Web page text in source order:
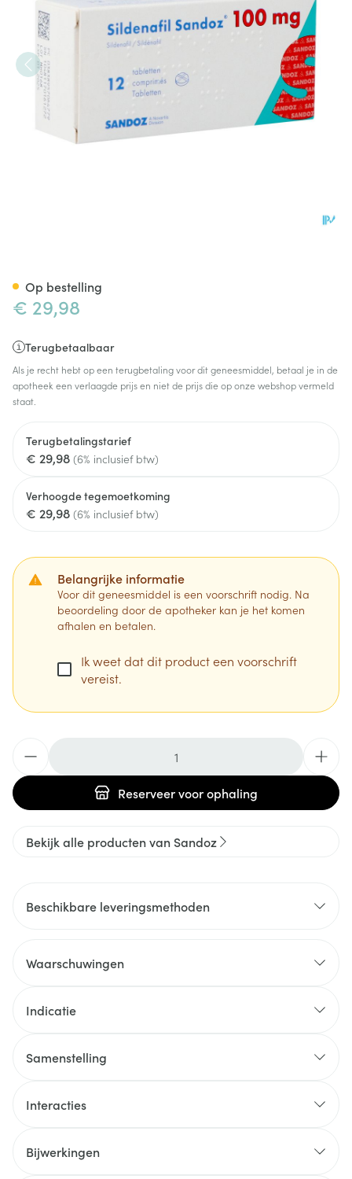
€ 29,98
Terugbetaalbaar
Als je recht hebt op een terugbetaling voor dit geneesmiddel, betaal je in de
apotheek een verlaagde prijs en niet de prijs die op onze webshop vermeld
staat.
Terugbetalingstarief
€ 29,98 (6% inclusief btw)
Verhoogde tegemoetkoming
€ 29,98 (6% inclusief btw)
Belangrijke informatie
Voor dit geneesmiddel is een voorschrift nodig. Na
beoordeling door de apotheker kan je het komen
afhalen en betalen.
Ik weet dat dit product een voorschrift
vereist.
Reserveervoor ophaling
Op bestelling
Bekijk alle producten van Sandoz
Beschikbare leveringsmethoden
Waarschuwingen
Indicatie
Samenstelling
Interacties
Bijwerkingen